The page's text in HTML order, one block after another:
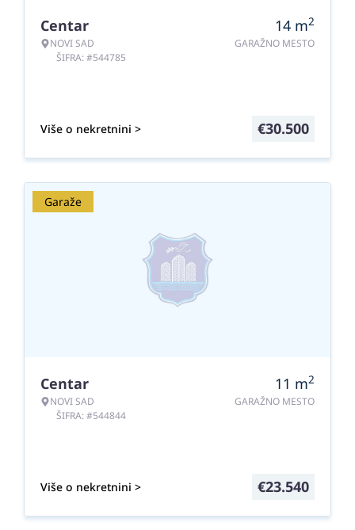
Centar
NOVI SAD
ŠIFRA: #544785
14 m2
GARAŽNO MESTO
Više o nekretnini > €30.500
Garaže
Centar
NOVI SAD
ŠIFRA: #544844
11 m2
GARAŽNO MESTO
Više o nekretnini > €23.540